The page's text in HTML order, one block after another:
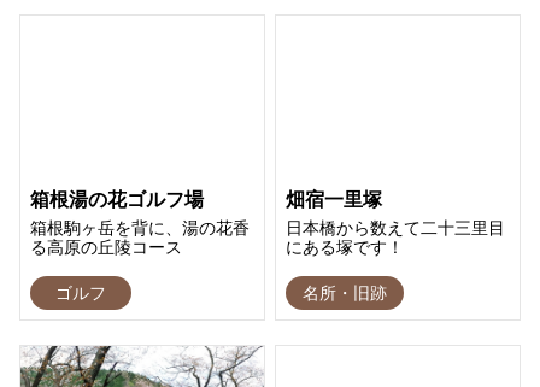
箱根湯の花ゴルフ場
箱根駒ヶ岳を背に、湯の花香
る高原の丘陵コース
ゴルフ
畑宿一里塚
日本橋から数えて二十三里目
にある塚です！
名所・旧跡